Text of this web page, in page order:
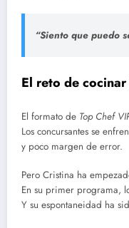
“Siento que puedo
El reto de
El formato de Top Chef
Los concursantes se
y poco margen de error.
Pero Cristina ha
En su primer programa,
Y su espontaneidad ha